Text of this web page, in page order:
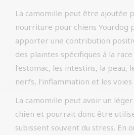
La camomille peut être ajoutée
nourriture pour chiens Yourdog
apporter une contribution
des plaintes spécifiques à la
l’estomac, les intestins, la peau,
nerfs, l’inflammation et les
La camomille peut avoir un
chien et pourrait donc être
subissent souvent du stress. En